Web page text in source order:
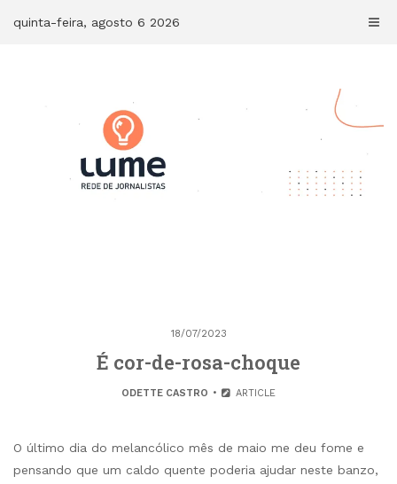
quinta-feira, agosto 6 2026
18/07/2023
É cor-de-rosa-choque
ODETTE CASTRO ARTICLE
O último dia do melancólico mês de maio me deu fome e
pensando que um caldo quente poderia ajudar neste banzo,